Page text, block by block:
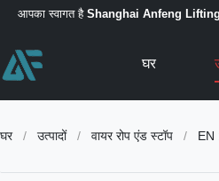
आपका स्वागत है Shanghai Anfeng
घर
घर / उत्पादों / वायर रोप एंड स्टॉप / EN